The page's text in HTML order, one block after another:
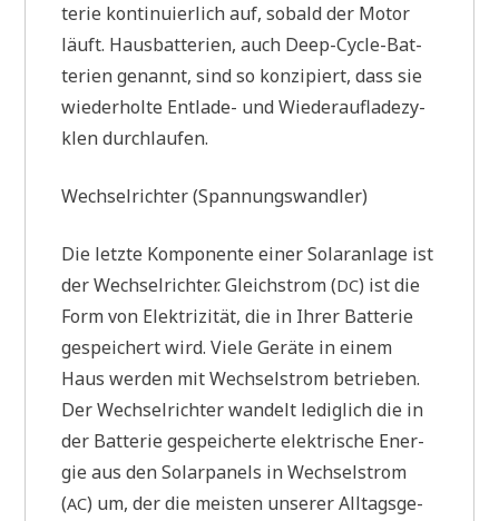
te­rie kon­ti­nu­ier­lich auf, sobald der Motor
läuft. Haus­bat­te­rien, auch Deep-Cycle-Bat­
te­rien genannt, sind so kon­zi­piert, dass sie
wie­der­hol­te Ent­la­de- und Wie­der­auf­la­de­zy­
klen durchlaufen.
Wech­sel­rich­ter (Span­nungs­wand­ler)
Die letz­te Kom­po­nen­te einer Solar­an­la­ge ist
der Wech­sel­rich­ter. Gleich­strom (DC) ist die
Form von Elek­tri­zi­tät, die in Ihrer Bat­te­rie
gespei­chert wird. Vie­le Gerä­te in einem
Haus wer­den mit Wech­sel­strom betrie­ben.
Der Wech­sel­rich­ter wan­delt ledig­lich die in
der Bat­te­rie gespei­cher­te elek­tri­sche Ener­
gie aus den Solar­pa­nels in Wech­sel­strom
(AC) um, der die mei­sten unse­rer All­tags­ge­